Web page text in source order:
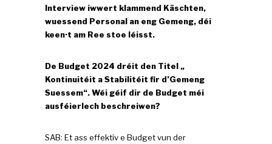
Interview iwwert klammend Käschten,
wuessend Personal an eng Gemeng, déi
keen·t am Ree stoe léisst.
De Budget 2024 dréit den Titel „
Kontinuitéit a Stabilitéit fir d’Gemeng
Suessem“. Wéi géif dir de Budget méi
ausféierlech beschreiwen?
SAB: Et ass effektiv e Budget vun der